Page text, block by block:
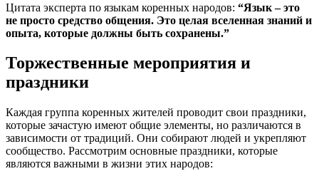
Цитата эксперта по языкам коренных народов: “Язык – это
не просто средство общения. Это целая вселенная знаний и
опыта, которые должны быть сохранены.”
Торжественные мероприятия и
праздники
Каждая группа коренных жителей проводит свои праздники,
которые зачастую имеют общие элементы, но различаются в
зависимости от традиций. Они собирают людей и укрепляют
сообщество. Рассмотрим основные праздники, которые
являются важными в жизни этих народов: